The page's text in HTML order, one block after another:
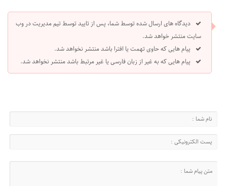
دیدگاه های ارسال شده توسط شما، پس از تایید توسط تیم مدیریت در وب
سایت منتشر خواهد شد.
پیام هایی که حاوی تهمت یا افترا باشد منتشر نخواهد شد.
پیام هایی که به غیر از زبان فارسی یا غیر مرتبط باشد منتشر نخواهد شد.